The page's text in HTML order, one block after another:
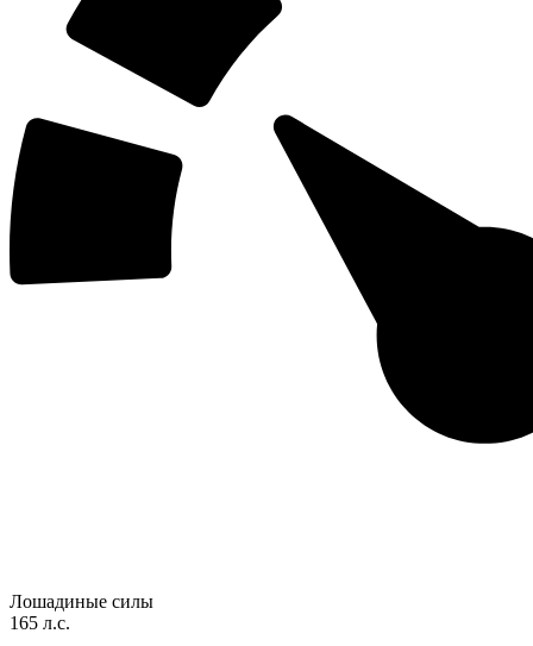
Лошадиные силы
165 л.с.